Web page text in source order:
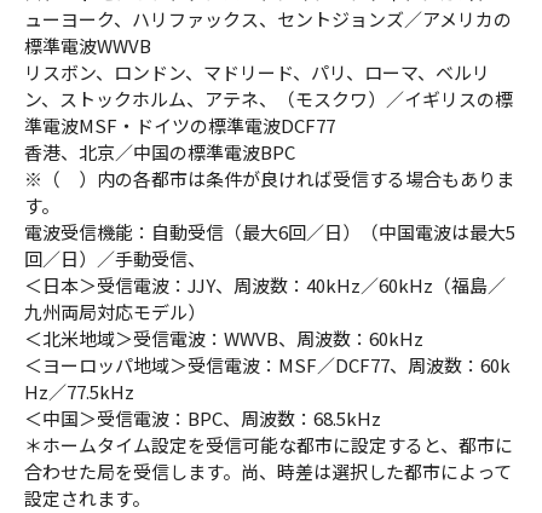
ューヨーク、ハリファックス、セントジョンズ／アメリカの
標準電波WWVB
リスボン、ロンドン、マドリード、パリ、ローマ、ベルリ
ン、ストックホルム、アテネ、（モスクワ）／イギリスの標
準電波MSF・ドイツの標準電波DCF77
香港、北京／中国の標準電波BPC
※（ ）内の各都市は条件が良ければ受信する場合もありま
す。
電波受信機能：自動受信（最大6回／日）（中国電波は最大5
回／日）／手動受信、
＜日本＞受信電波：JJY、周波数：40kHz／60kHz（福島／
九州両局対応モデル）
＜北米地域＞受信電波：WWVB、周波数：60kHz
＜ヨーロッパ地域＞受信電波：MSF／DCF77、周波数：60k
Hz／77.5kHz
＜中国＞受信電波：BPC、周波数：68.5kHz
＊ホームタイム設定を受信可能な都市に設定すると、都市に
合わせた局を受信します。尚、時差は選択した都市によって
設定されます。